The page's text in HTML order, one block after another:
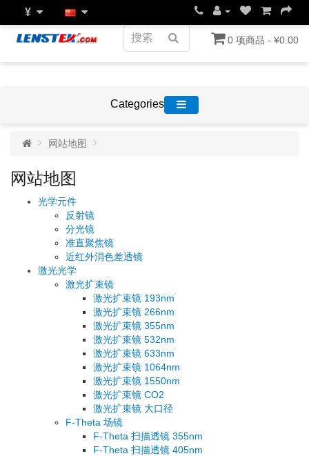
¥
0 项商品 - ¥0.00
Categories
网站地图
网站地图
光学元件
反射镜
分光镜
准直聚焦镜
近红外消色差透镜
激光光学
激光扩束镜
激光扩束镜 193nm
激光扩束镜 266nm
激光扩束镜 355nm
激光扩束镜 532nm
激光扩束镜 633nm
激光扩束镜 1064nm
激光扩束镜 1550nm
激光扩束镜 CO2
激光扩束镜 大口径
F-Theta 场镜
F-Theta 扫描透镜 355nm
F-Theta 扫描透镜 405nm